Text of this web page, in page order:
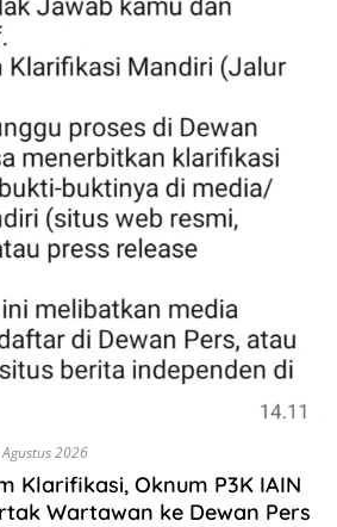
2026
Klarifikasi, Oknum P3K IAIN
Wartawan ke Dewan Pers